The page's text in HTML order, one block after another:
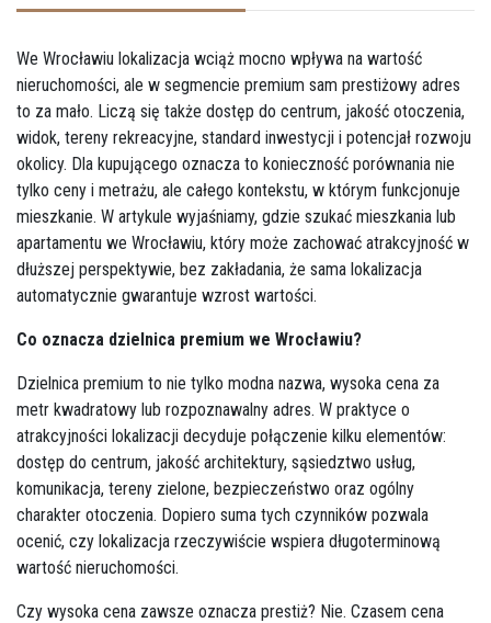
We Wrocławiu lokalizacja wciąż mocno wpływa na wartość
nieruchomości, ale w segmencie premium sam prestiżowy adres
to za mało. Liczą się także dostęp do centrum, jakość otoczenia,
widok, tereny rekreacyjne, standard inwestycji i potencjał rozwoju
okolicy. Dla kupującego oznacza to konieczność porównania nie
tylko ceny i metrażu, ale całego kontekstu, w którym funkcjonuje
mieszkanie. W artykule wyjaśniamy, gdzie szukać mieszkania lub
apartamentu we Wrocławiu, który może zachować atrakcyjność w
dłuższej perspektywie, bez zakładania, że sama lokalizacja
automatycznie gwarantuje wzrost wartości.
Co oznacza dzielnica premium we Wrocławiu?
Dzielnica premium to nie tylko modna nazwa, wysoka cena za
metr kwadratowy lub rozpoznawalny adres. W praktyce o
atrakcyjności lokalizacji decyduje połączenie kilku elementów:
dostęp do centrum, jakość architektury, sąsiedztwo usług,
komunikacja, tereny zielone, bezpieczeństwo oraz ogólny
charakter otoczenia. Dopiero suma tych czynników pozwala
ocenić, czy lokalizacja rzeczywiście wspiera długoterminową
wartość nieruchomości.
Czy wysoka cena zawsze oznacza prestiż? Nie. Czasem cena